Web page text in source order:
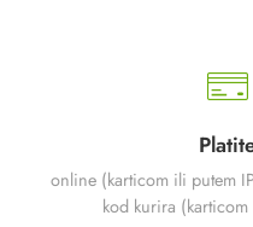
online (karticom ili putem
kod kurira